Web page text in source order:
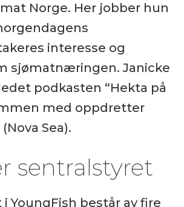
Norge. Her jobber hun
interesse og
sjømatnæringen. Janicke
podkasten “Hekta på
med oppdretter
Sea).
sentralstyret
YoungFish består av fire